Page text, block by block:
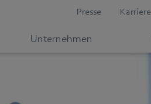
Presse Karriere
Unternehmen